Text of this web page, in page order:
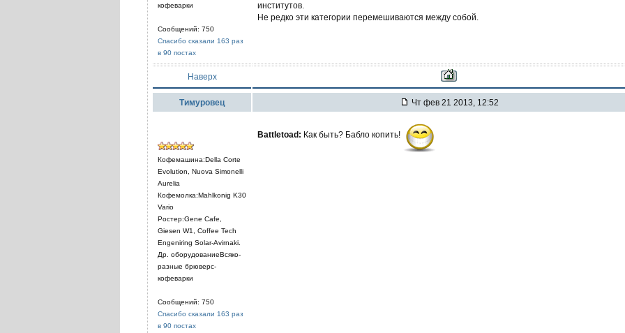
кофеварки
Сообщений: 750
Спасибо сказали 163 раз
в 90 постах
институтов.
Не редко эти категории перемешиваются между собой.
Наверх
Тимуровец Чт фев 21 2013, 12:52
Кофемашина:Della Corte
Evolution, Nuova Simonelli
Aurelia
Кофемолка:Mahlkonig K30
Vario
Ростер:Gene Cafe,
Giesen W1, Coffee Tech
Engeniring Solar-Avirnaki.
Др. оборудованиеВсяко-
разные брюверс-
кофеварки
Сообщений: 750
Спасибо сказали 163 раз
в 90 постах
Battletoad: Как быть? Бабло копить!